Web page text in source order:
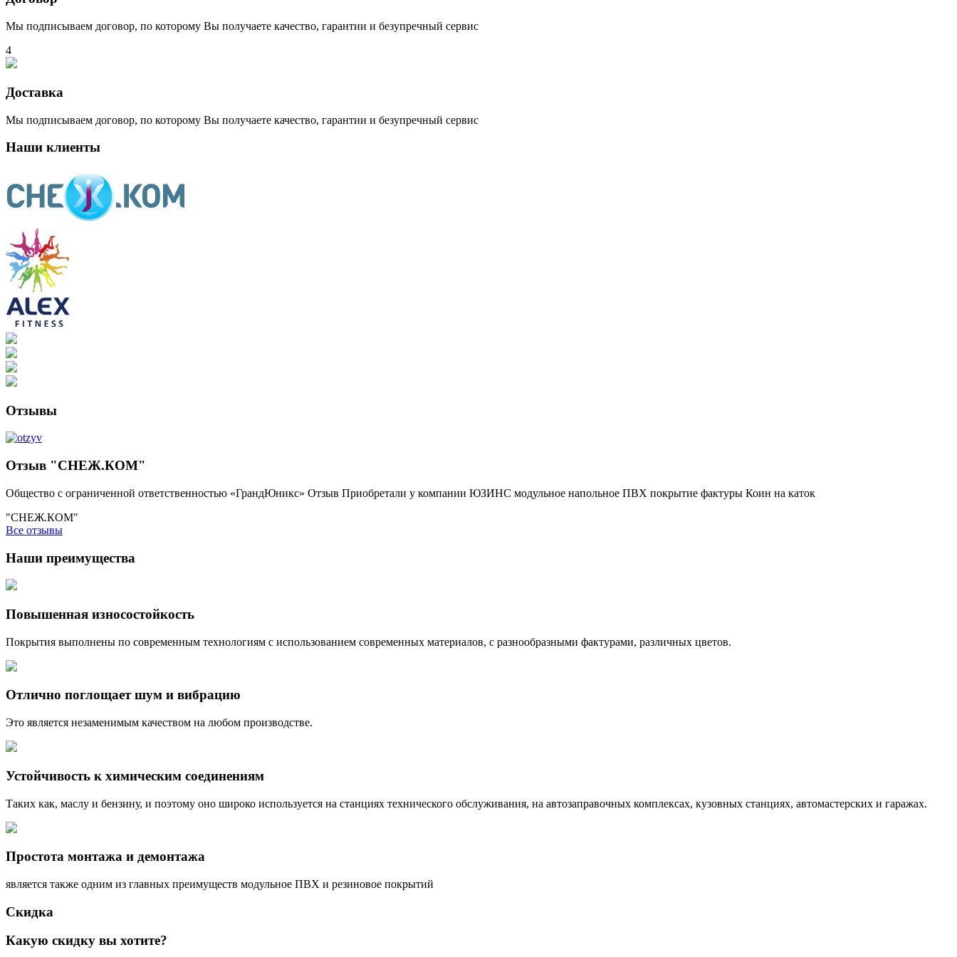
Мы подписываем договор, по которому Вы получаете качество, гарантии и безупречный сервис
4
Доставка
Мы подписываем договор, по которому Вы получаете качество, гарантии и безупречный сервис
Наши клиенты
Отзывы
Отзыв "СНЕЖ.КОМ"
Общество с ограниченной ответственностью «ГрандЮникс» Отзыв Приобретали у компании ЮЗИНС модульное напольное ПВХ покрытие фактуры Коин на каток
"СНЕЖ.КОМ"
Все отзывы
Наши преимущества
Повышенная износостойкость
Покрытия выполнены по современным технологиям с использованием современных материалов, с разнообразными фактурами, различных цветов.
Отлично поглощает шум и вибрацию
Это является незаменимым качеством на любом производстве.
Устойчивость к химическим соединениям
Таких как, маслу и бензину, и поэтому оно широко используется на станциях технического обслуживания, на автозаправочных комплексах, кузовных станциях, автомастерских и гаражах.
Простота монтажа и демонтажа
является также одним из главных преимуществ модульное ПВХ и резиновое покрытий
Скидка
Какую скидку вы хотите?